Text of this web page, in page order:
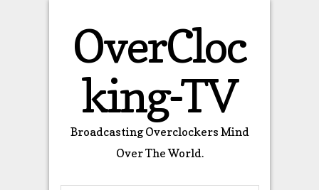
OverCloc
king-TV
Broadcasting Overclockers Mind
Over The World.